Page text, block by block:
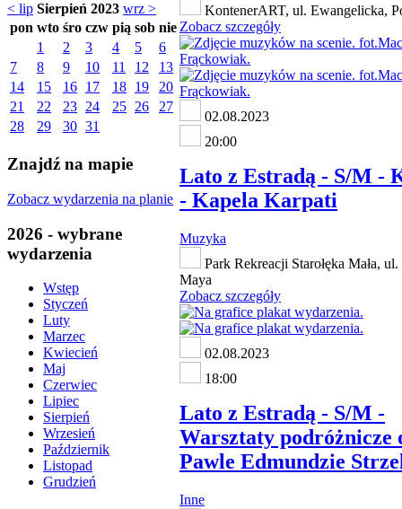
< lip Sierpień 2023 wrz >
pon wto śro czw pią sob nie
1
2 3 4 5
6
7
8 9 10 11 12
13
14
15 16 17 18 19
20
21
22 23 24 25 26
27
28
29 30 31
Znajdź na mapie
Zobacz wydarzenia na planie
2026 - wybrane
wydarzenia
Wstęp
Styczeń
Luty
Marzec
Kwiecień
Maj
Czerwiec
Lipiec
Sierpień
Wrzesień
Październik
Listopad
Grudzień
KontenerART, ul. Ewangelicka,
Zobacz szczegóły
02.08.2023
20:00
Lato z Estradą - S/M -
- Kapela Karpati
Muzyka
Park Rekreacji Starołęka Mała,
Maya
Zobacz szczegóły
02.08.2023
18:00
Lato z Estradą - S/M -
Warsztaty podróżnicze
Pawle Edmundzie
Inne